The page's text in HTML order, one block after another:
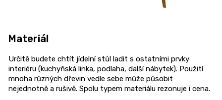
Materiál
Určitě budete chtít jídelní stůl ladit s ostatními prvky
interiéru (kuchyňská linka, podlaha, další nábytek). Použití
mnoha různých dřevin vedle sebe může působit
nejednotně a rušivě. Spolu typem materiálu rezonuje i cena.